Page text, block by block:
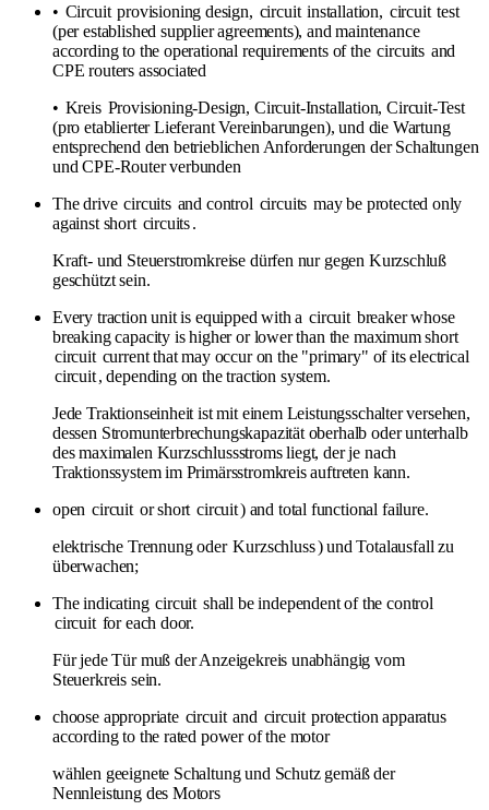
• Circuit provisioning design, circuit installation, circuit test
(per established supplier agreements), and maintenance
according to the operational requirements of the circuits and
CPE routers associated
• Kreis Provisioning-Design, Circuit-Installation, Circuit-Test
(pro etablierter Lieferant Vereinbarungen), und die Wartung
entsprechend den betrieblichen Anforderungen der Schaltungen
und CPE-Router verbunden
The drive circuits and control circuits may be protected only
against short circuits.
Kraft- und Steuerstromkreise dürfen nur gegen Kurzschluß
geschützt sein.
Every traction unit is equipped with a circuit breaker whose
breaking capacity is higher or lower than the maximum short
circuit current that may occur on the "primary" of its electrical
circuit, depending on the traction system.
Jede Traktionseinheit ist mit einem Leistungsschalter versehen,
dessen Stromunterbrechungskapazität oberhalb oder unterhalb
des maximalen Kurzschlussstroms liegt, der je nach
Traktionssystem im Primärsstromkreis auftreten kann.
open circuit or short circuit) and total functional failure.
elektrische Trennung oder Kurzschluss) und Totalausfall zu
überwachen;
The indicating circuit shall be independent of the control
circuit for each door.
Für jede Tür muß der Anzeigekreis unabhängig vom
Steuerkreis sein.
choose appropriate circuit and circuit protection apparatus
according to the rated power of the motor
wählen geeignete Schaltung und Schutz gemäß der
Nennleistung des Motors